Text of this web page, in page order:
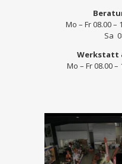
Mo – Fr 08.00 –
Sa
Werkstatt
Mo – Fr 08.00 –